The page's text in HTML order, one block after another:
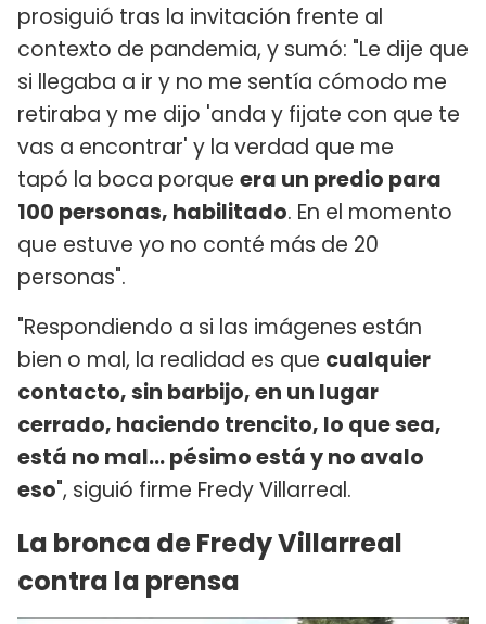
prosiguió tras la invitación frente al
contexto de pandemia, y sumó: "Le dije que
si llegaba a ir y no me sentía cómodo me
retiraba y me dijo 'anda y fijate con que te
vas a encontrar' y la verdad que me
tapó la boca porque era un predio para
100 personas, habilitado. En el momento
que estuve yo no conté más de 20
personas".
"Respondiendo a si las imágenes están
bien o mal, la realidad es que cualquier
contacto, sin barbijo, en un lugar
cerrado, haciendo trencito, lo que sea,
está no mal... pésimo está y no avalo
eso", siguió firme Fredy Villarreal.
La bronca de Fredy Villarreal
contra la prensa